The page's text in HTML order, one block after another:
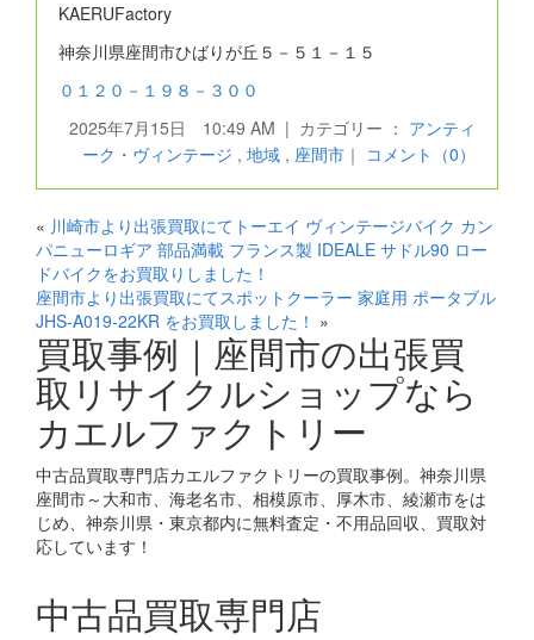
KAERUFactory
神奈川県座間市ひばりが丘５－５１－１５
０１２０－１９８－３００
2025年7月15日 10:49 AM | カテゴリー ： アンティ
ーク・ヴィンテージ , 地域 , 座間市 ｜ コメント（0）
« 川崎市より出張買取にてトーエイ ヴィンテージバイク カン
パニューロギア 部品満載 フランス製 IDEALE サドル90 ロー
ドバイクをお買取りしました！
座間市より出張買取にてスポットクーラー 家庭用 ポータブル
JHS-A019-22KR をお買取しました！ »
買取事例｜座間市の出張買
取リサイクルショップなら
カエルファクトリー
中古品買取専門店カエルファクトリーの買取事例。神奈川県
座間市～大和市、海老名市、相模原市、厚木市、綾瀬市をは
じめ、神奈川県・東京都内に無料査定・不用品回収、買取対
応しています！
中古品買取専門店